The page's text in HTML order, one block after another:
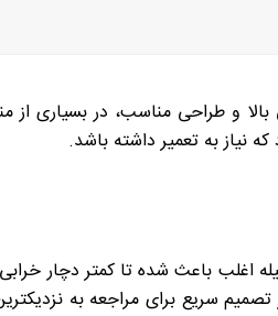
و طراحی مناسب، در بسیاری از
نیاز به تعمیر داشته باشد.
اغلب باعث شده تا کمتر دچار
سریع برای مراجعه به